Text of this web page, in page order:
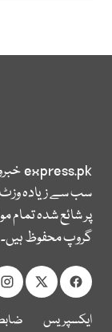
express.pk
سب سے زیادہ
پر شائع شدہ
گروپ محفوظ ہیں۔
ایکسپریس